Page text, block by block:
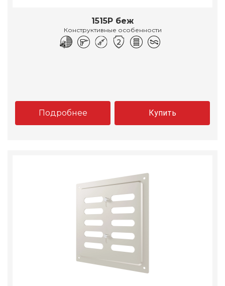
1515Р беж
Конструктивные особенности
Подробнее Купить